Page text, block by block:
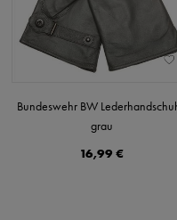
Bundeswehr BW
grau
16,99 €